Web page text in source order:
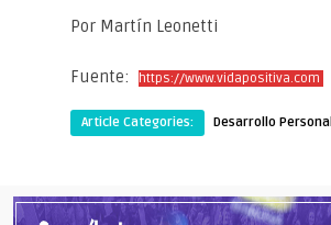
Por Martín Leonetti
Fuente: https://www.vidapositiva.com
Article Categories: Desarrollo Personal